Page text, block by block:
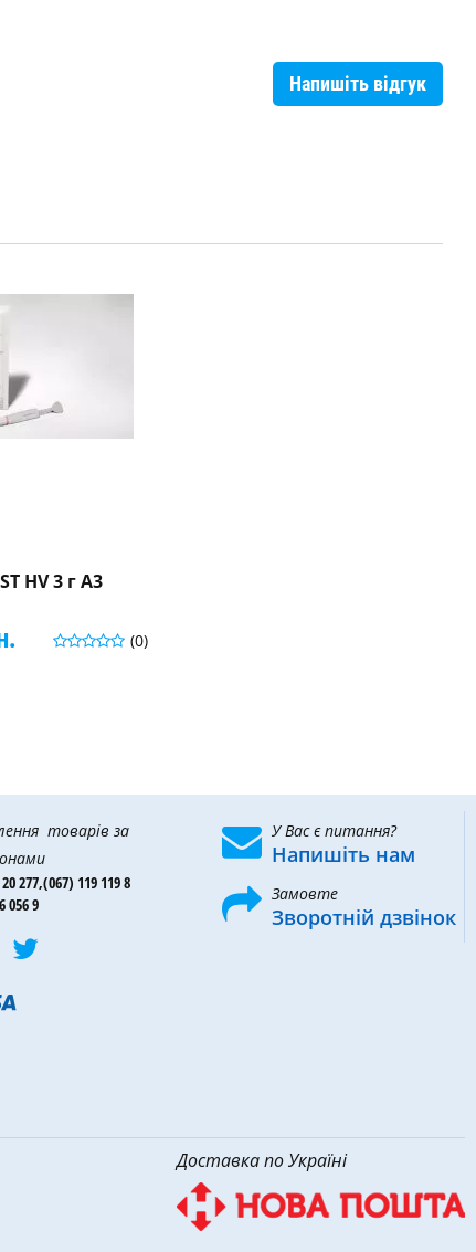
Напишіть відгук
HV 3 г A3
(0)
товарів за
277,(067) 119 119 8
056 9
У Вас є питання?
Напишіть нам
Замовте
Зворотній дзвінок
Доставка по Україні